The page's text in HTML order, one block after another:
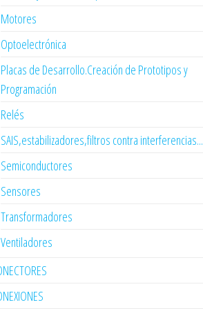
Motores
Optoelectrónica
Placas de Desarrollo.Creación de Prototipos y
Programación
Relés
SAIS,estabilizadores,filtros contra interferencias...
Semiconductores
Sensores
Transformadores
Ventiladores